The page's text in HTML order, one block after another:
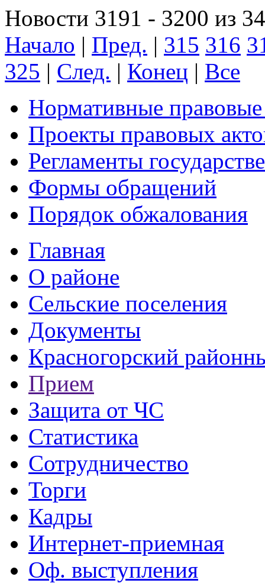
Новости 3191 - 3200 из
Начало | Пред. | 315 316
325 | След. | Конец | Все
Нормативные
Проекты правовых
Регламенты
Формы обращений
Порядок обжалования
Главная
О районе
Сельские поселения
Документы
Красногорский
Прием
Защита от ЧС
Статистика
Сотрудничество
Торги
Кадры
Интернет-приемная
Оф. выступления